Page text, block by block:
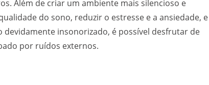
Além de criar um ambiente mais silencioso e
do sono, reduzir o estresse e a ansiedade, e
insonorizado, é possível desfrutar de
por ruídos externos.